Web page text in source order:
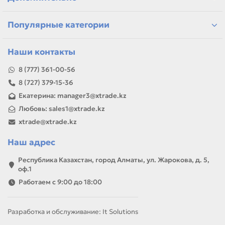
Если параметры в карточке совпадают с вашей моделью
ремонта, заправки, печати или пополнения складского
Популярные категории
Наши контакты
8 (777) 361-00-56
8 (727) 379-15-36
Екатерина: manager3@xtrade.kz
Любовь: sales1@xtrade.kz
xtrade@xtrade.kz
Наш адрес
Республика Казахстан, город Алматы, ул. Жарокова, д. 5,
оф.1
Работаем с 9:00 до 18:00
Разработка и обслуживание: It Solutions